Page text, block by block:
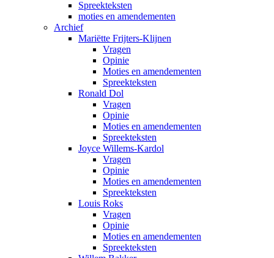
Spreekteksten
moties en amendementen
Archief
Mariëtte Frijters-Klijnen
Vragen
Opinie
Moties en amendementen
Spreekteksten
Ronald Dol
Vragen
Opinie
Moties en amendementen
Spreekteksten
Joyce Willems-Kardol
Vragen
Opinie
Moties en amendementen
Spreekteksten
Louis Roks
Vragen
Opinie
Moties en amendementen
Spreekteksten